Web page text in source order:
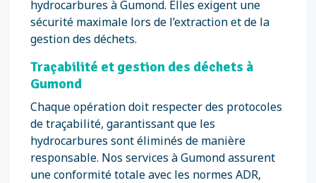
hydrocarbures à Gumond. Elles exigent une
sécurité maximale lors de l’extraction et de la
gestion des déchets.
Traçabilité et gestion des déchets à
Gumond
Chaque opération doit respecter des protocoles
de traçabilité, garantissant que les
hydrocarbures sont éliminés de manière
responsable. Nos services à Gumond assurent
une conformité totale avec les normes ADR,